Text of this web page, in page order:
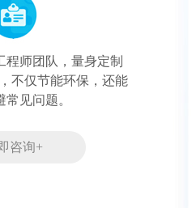
程师团队，量身定制
不仅节能环保，还能
常见问题。
咨询+